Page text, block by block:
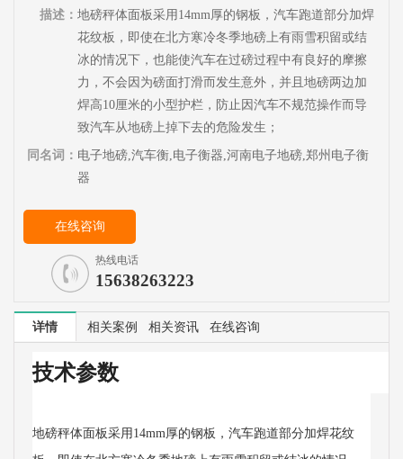
描述： 地磅秤体面板采用14mm厚的钢板，汽车跑道部分加焊
花纹板，即使在北方寒冷冬季地磅上有雨雪积留或结
冰的情况下，也能使汽车在过磅过程中有良好的摩擦
力，不会因为磅面打滑而发生意外，并且地磅两边加
焊高10厘米的小型护栏，防止因汽车不规范操作而导
致汽车从地磅上掉下去的危险发生；
同名词： 电子地磅,汽车衡,电子衡器,河南电子地磅,郑州电子衡
器
在线咨询
热线电话
15638263223
详情 相关案例 相关资讯 在线咨询
技术参数
地磅秤体面板采用14mm厚的钢板，汽车跑道部分加焊花纹